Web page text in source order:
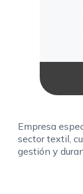
Empresa
sector textil,
gestión y